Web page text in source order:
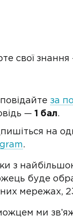
свої
за
— 1 бал.
на
.
з
буде
мережах,
ми